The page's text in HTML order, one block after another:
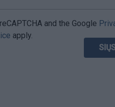
and the Google
apply.